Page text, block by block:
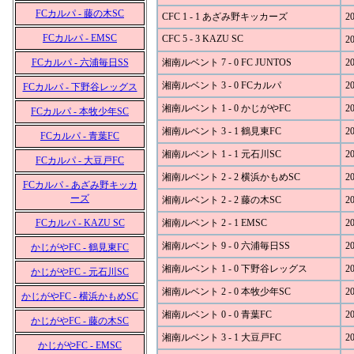
FCカルパ - 藤の木SC
FCカルパ - EMSC
FCカルパ - 六浦毎日SS
FCカルパ - 下野谷レッグス
FCカルパ - 本牧少年SC
FCカルパ - 青葉FC
FCカルパ - 大豆戸FC
FCカルパ - あざみ野キッカ
ーズ
FCカルパ - KAZU SC
かじがやFC - 鶴見東FC
かじがやFC - 元石川SC
かじがやFC - 横浜かもめSC
かじがやFC - 藤の木SC
かじがやFC - EMSC
CFC 1 - 1 あざみ野キッカーズ
CFC 5 - 3 KAZU SC
湘南ルベント 7 - 0 FC JUNTOS
湘南ルベント 3 - 0 FCカルパ
湘南ルベント 1 - 0 かじがやFC
湘南ルベント 3 - 1 鶴見東FC
湘南ルベント 1 - 1 元石川SC
湘南ルベント 2 - 2 横浜かもめSC
湘南ルベント 2 - 2 藤の木SC
湘南ルベント 2 - 1 EMSC
湘南ルベント 9 - 0 六浦毎日SS
湘南ルベント 1 - 0 下野谷レッグス
湘南ルベント 2 - 0 本牧少年SC
湘南ルベント 0 - 0 青葉FC
湘南ルベント 3 - 1 大豆戸FC